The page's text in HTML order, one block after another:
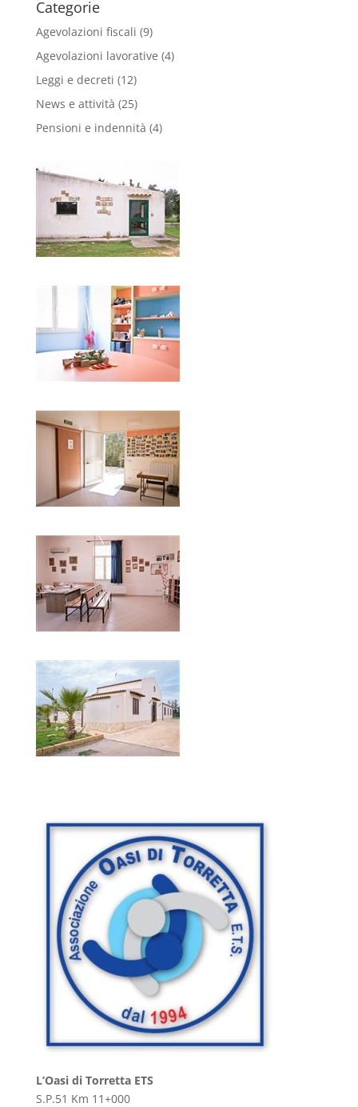
Categorie
Agevolazioni fiscali (9)
Agevolazioni lavorative (4)
Leggi e decreti (12)
News e attività (25)
Pensioni e indennità (4)
L’Oasi di Torretta ETS
S.P.51 Km 11+000